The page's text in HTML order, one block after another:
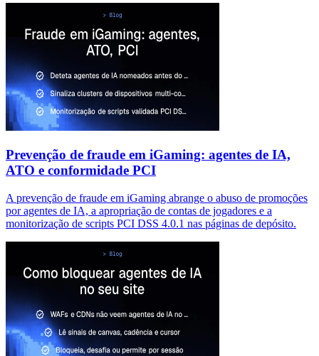
Prevenção de fraude em iGaming: agentes de IA,
ATO e conformidade PCI
A prevenção de fraude em iGaming abrange o abuso de promoções
por agentes de IA, a apropriação de contas de jogadores e a
monitorização de scripts PCI DSS 4.0.1 nas páginas de depósito.